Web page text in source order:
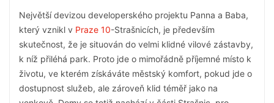
Největší devizou developerského projektu Panna a Baba,
který vznikl v Praze 10-Strašnicích, je především
skutečnost, že je situován do velmi klidné vilové zástavby,
k níž přiléhá park. Proto jde o mimořádně příjemné místo k
životu, ve kterém získáváte městský komfort, pokud jde o
dostupnost služeb, ale zároveň klid téměř jako na